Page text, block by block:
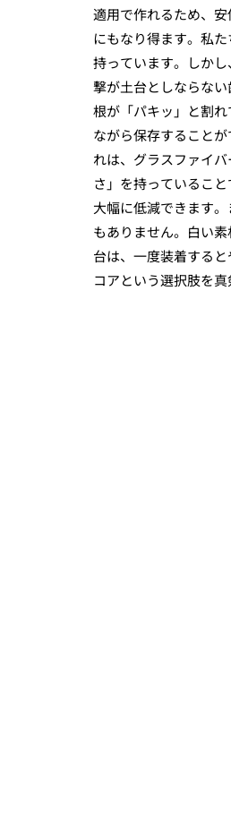
適用で作れるため、
にもなり得ます。私
持っています。しか
撃が土台としならな
根が「パキッ」と割
ながら保存すること
れは、グラスファイ
さ」を持っているこ
大幅に低減できます
もありません。白い
台は、一度装着する
コアという選択肢を